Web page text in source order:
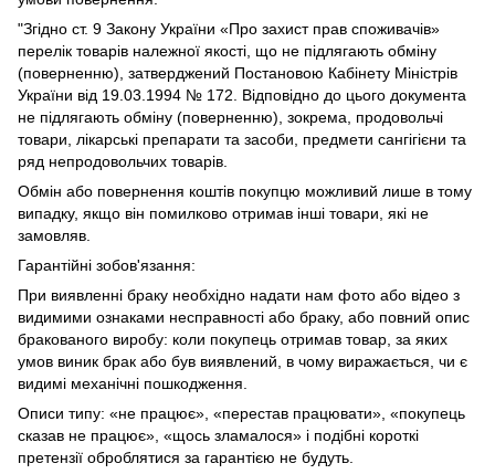
"Згідно ст. 9 Закону України «Про захист прав споживачів»
перелік товарів належної якості, що не підлягають обміну
(поверненню), затверджений Постановою Кабінету Міністрів
України від 19.03.1994 № 172. Відповідно до цього документа
не підлягають обміну (поверненню), зокрема, продовольчі
товари, лікарські препарати та засоби, предмети сангігієни та
ряд непродовольчих товарів.
Обмін або повернення коштів покупцю можливий лише в тому
випадку, якщо він помилково отримав інші товари, які не
замовляв.
Гарантійні зобов'язання:
При виявленні браку необхідно надати нам фото або відео з
видимими ознаками несправності або браку, або повний опис
бракованого виробу: коли покупець отримав товар, за яких
умов виник брак або був виявлений, в чому виражається, чи є
видимі механічні пошкодження.
Описи типу: «не працює», «перестав працювати», «покупець
сказав не працює», «щось зламалося» і подібні короткі
претензії оброблятися за гарантією не будуть.